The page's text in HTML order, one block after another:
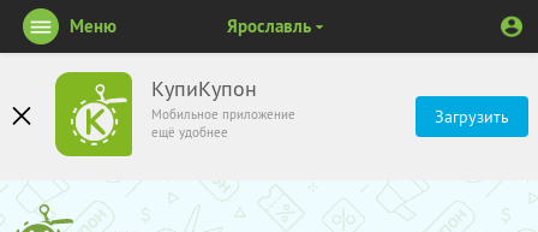
КупиКупон
Мобильное приложение
ещё удобнее
Загрузить
Меню Ярославль